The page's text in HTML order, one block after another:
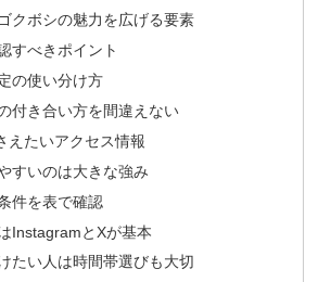
クボシの魅力を広げる要素
すべきポイント
の使い分け方
付き合い方を間違えない
えたいアクセス情報
すいのは大きな強み
件を表で確認
InstagramとXが基本
たい人は時間帯選びも大切